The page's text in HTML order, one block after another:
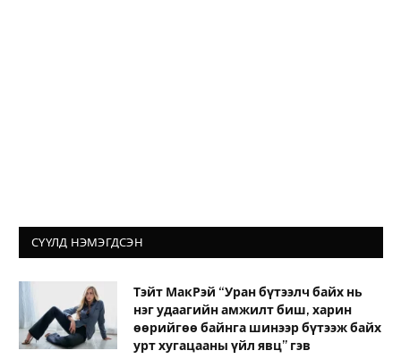
СҮҮЛД НЭМЭГДСЭН
Тэйт МакРэй “Уран бүтээлч байх нь
нэг удаагийн амжилт биш, харин
өөрийгөө байнга шинээр бүтээж байх
урт хугацааны үйл явц” гэв